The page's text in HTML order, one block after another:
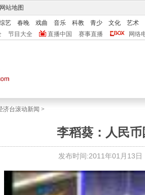
网站地图
艺 春晚 戏曲 音乐 科教 青少 文化
艺术
节目大全 直播中国 赛事直播 网络
济台滚动新闻 >
李稻葵：人民
发布时间:2011年01月13